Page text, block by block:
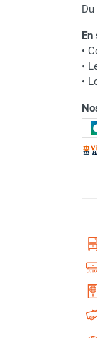
En
•
•
•